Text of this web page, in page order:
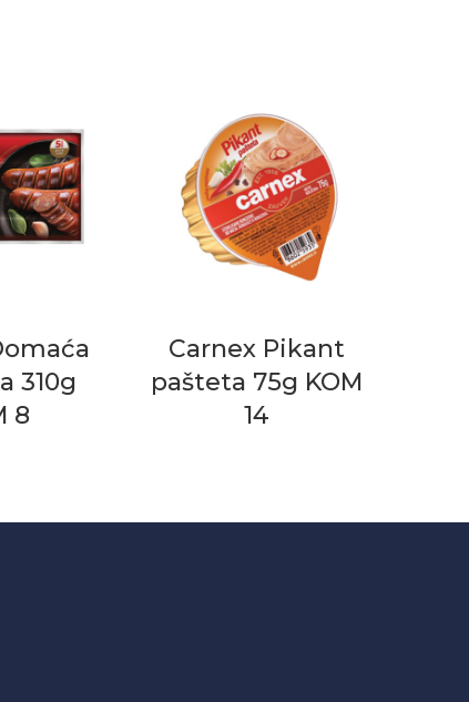
310g
8
Carnex Pikant
pašteta 75g KOM
14